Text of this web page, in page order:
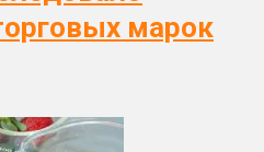
марок